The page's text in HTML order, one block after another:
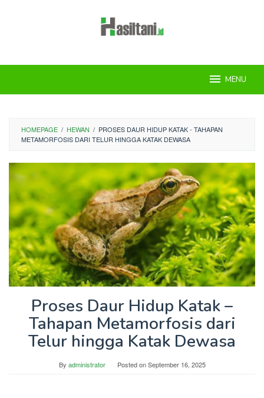
MENU
HOMEPAGE / HEWAN / PROSES DAUR HIDUP KATAK - TAHAPAN
METAMORFOSIS DARI TELUR HINGGA KATAK DEWASA
Proses Daur Hidup Katak –
Tahapan Metamorfosis dari
Telur hingga Katak Dewasa
By administrator Posted onSeptember 16, 2025